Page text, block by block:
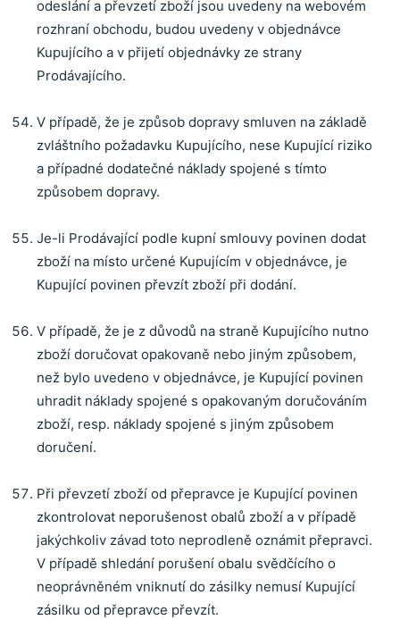
odeslání a převzetí zboží jsou uvedeny na webovém
rozhraní obchodu, budou uvedeny v objednávce
Kupujícího a v přijetí objednávky ze strany
Prodávajícího.
V případě, že je způsob dopravy smluven na základě
zvláštního požadavku Kupujícího, nese Kupující riziko
a případné dodatečné náklady spojené s tímto
způsobem dopravy.
Je-li Prodávající podle kupní smlouvy povinen dodat
zboží na místo určené Kupujícím v objednávce, je
Kupující povinen převzít zboží při dodání.
V případě, že je z důvodů na straně Kupujícího nutno
zboží doručovat opakovaně nebo jiným způsobem,
než bylo uvedeno v objednávce, je Kupující povinen
uhradit náklady spojené s opakovaným doručováním
zboží, resp. náklady spojené s jiným způsobem
doručení.
Při převzetí zboží od přepravce je Kupující povinen
zkontrolovat neporušenost obalů zboží a v případě
jakýchkoliv závad toto neprodleně oznámit přepravci.
V případě shledání porušení obalu svědčícího o
neoprávněném vniknutí do zásilky nemusí Kupující
zásilku od přepravce převzít.